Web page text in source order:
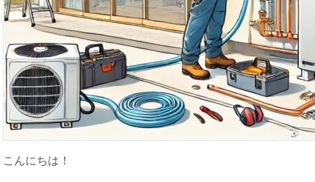
こんにちは！